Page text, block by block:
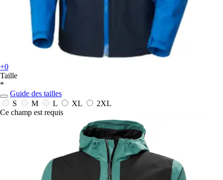
+0
Taille
*
Guide des tailles
S
M L XL
2XL
Ce champ est requis